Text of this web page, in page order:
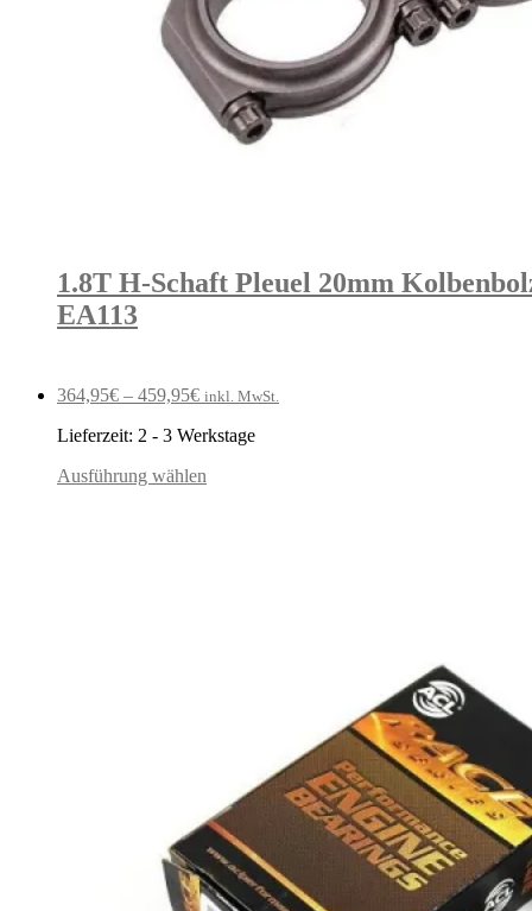
1.8T H-Schaft Pleuel 20mm
EA113
364,95€ – 459,95€ inkl. MwSt.
Lieferzeit: 2 - 3 Werkstage
Ausführung wählen